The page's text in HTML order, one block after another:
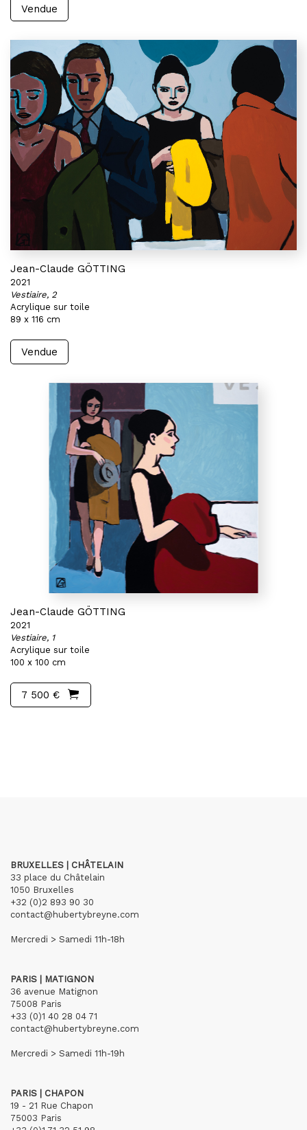
Vendue
Jean-Claude GÖTTING
2021
Vestiaire, 2
Acrylique sur toile
89 x 116 cm
Vendue
Jean-Claude GÖTTING
2021
Vestiaire, 1
Acrylique sur toile
100 x 100 cm
7 500 €
BRUXELLES | CHÂTELAIN
33 place du Châtelain
1050 Bruxelles
+32 (0)2 893 90 30
contact@hubertybreyne.com
Mercredi > Samedi 11h-18h
PARIS | MATIGNON
36 avenue Matignon
75008 Paris
+33 (0)1 40 28 04 71
contact@hubertybreyne.com
Mercredi > Samedi 11h-19h
PARIS | CHAPON
19 - 21 Rue Chapon
75003 Paris